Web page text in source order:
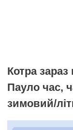
Котра
Пауло час,
зимовий/